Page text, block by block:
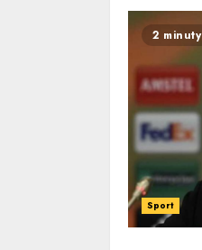
2 minuty
Sport